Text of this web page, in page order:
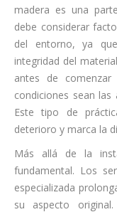
madera es una
debe considerar
del entorno, ya
integridad del
antes de
condiciones sean las
Este tipo de
deterioro y marca la
Más allá de la
fundamental. Los
especializada
su aspecto